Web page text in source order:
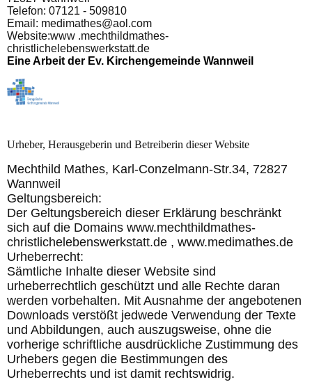
Telefon: 07121 - 509810
Email: medimathes@aol.com
Website:www .mechthildmathes-
christlichelebenswerkstatt.de
Eine Arbeit der Ev. Kirchengemeinde Wannweil
Urheber, Herausgeberin und Betreiberin dieser Website
Mechthild Mathes, Karl-Conzelmann-Str.34, 72827
Wannweil
Geltungsbereich:
Der Geltungsbereich dieser Erklärung beschränkt
sich auf die Domains www.mechthildmathes-
christlichelebenswerkstatt.de , www.medimathes.de
Urheberrecht:
Sämtliche Inhalte dieser Website sind
urheberrechtlich geschützt und alle Rechte daran
werden vorbehalten. Mit Ausnahme der angebotenen
Downloads verstößt jedwede Verwendung der Texte
und Abbildungen, auch auszugsweise, ohne die
vorherige schriftliche ausdrückliche Zustimmung des
Urhebers gegen die Bestimmungen des
Urheberrechts und ist damit rechtswidrig.